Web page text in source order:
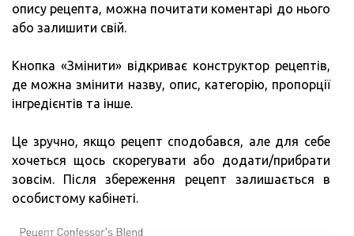
опису рецепта, можна почитати коментарі до нього
або залишити свій.
Кнопка «Змінити» відкриває конструктор рецептів,
де можна змінити назву, опис, категорію, пропорції
інгредієнтів та інше.
Це зручно, якщо рецепт сподобався, але для себе
хочеться щось скорегувати або додати/прибрати
зовсім. Після збереження рецепт залишається в
особистому кабінеті.